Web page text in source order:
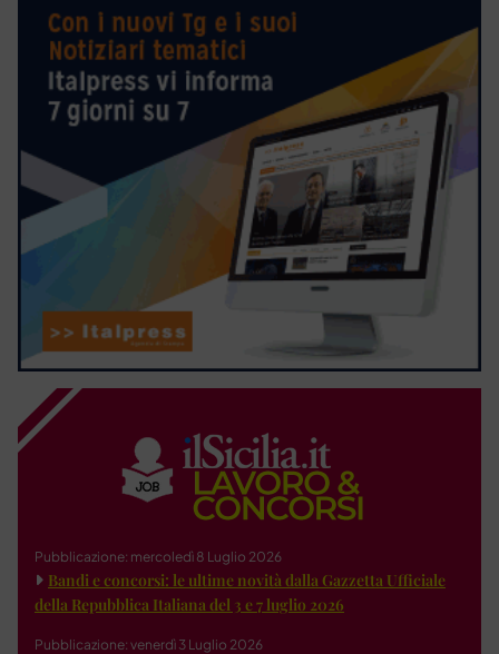
Pubblicazione: mercoledì 8 Luglio 2026
Bandi e concorsi: le ultime novità dalla Gazzetta Ufficiale
della Repubblica Italiana del 3 e 7 luglio 2026
Pubblicazione: venerdì 3 Luglio 2026